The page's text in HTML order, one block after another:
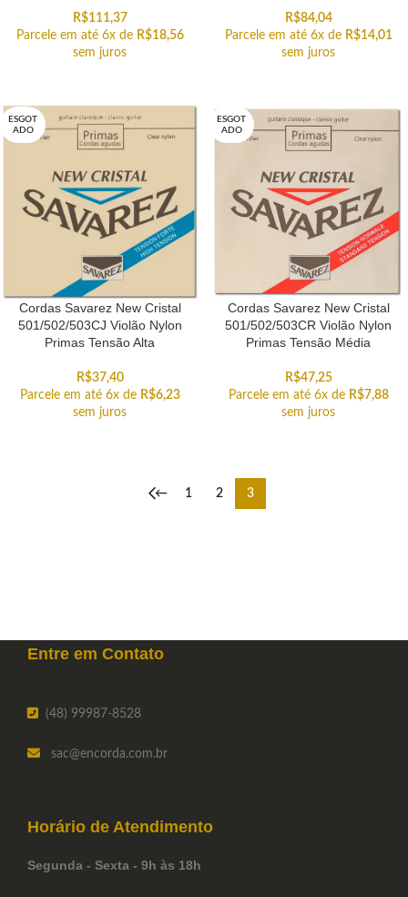
R$111,37
Parcele em até 6x de R$18,56
sem juros
R$84,04
Parcele em até 6x de R$14,01
sem juros
ESGOT
ADO
Cordas Savarez New Cristal
501/502/503CJ Violão Nylon
Primas Tensão Alta
R$37,40
Parcele em até 6x de R$6,23
sem juros
ESGOT
ADO
Cordas Savarez New Cristal
501/502/503CR Violão Nylon
Primas Tensão Média
R$47,25
Parcele em até 6x de R$7,88
sem juros
← 1 2 3
Entre em Contato
(48) 99987-8528
sac@encorda.com.br
Horário de Atendimento
Segunda - Sexta - 9h às 18h